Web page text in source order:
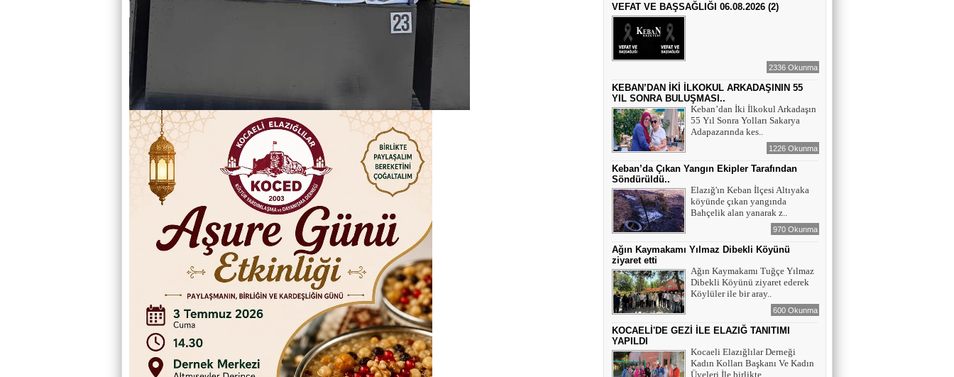
EĞİTİMCİ - YAZAR : MEHMET
YILMAZ
HIZIR VE İLYAS: UMUDUN, BEREKETİN
VE YENİDEN DOĞUŞUN BULUŞMASI
EĞİTİMCİ - ŞAİR - YAZAR : SÜNDÜS
ARSLAN AKÇA
SUÇ SAMUR KÜRK OLSA
AZERBAYCANLI GAZETECİ-YAZAR
GUNAY RZAYEVA
Maral Rahmanzadeh - Azerbaycan'ın İlk
Profesyonel Kadın Ressamı
YAZAR - AV. ALİ DEMİR
TUTUKLAMA KARARI
YAZAR-ŞAİR MİRAÇ DOĞAN
Mavi Işık İnsanları
EĞİTİMCİ-YAZAR TUNER
ENGELLİ İNSANLARIN ENGELLİ
YERİNE FAZLA BAKMAK
VEFAT VE BAŞSAĞLIĞI 06.08.2026 (2)
2336 Okunma
KEBAN’DAN İKİ İLKOKUL ARKADAŞININ 55
YIL SONRA BULUŞMASI..
Keban’dan İki İlkokul Arkadaşın
55 Yıl Sonra Yolları Sakarya
Adapazarında kes..
1226 Okunma
Keban’da Çıkan Yangın Ekipler Tarafından
Söndürüldü..
Elazığ'ın Keban İlçesi Altıyaka
köyünde çıkan yangında
Bahçelik alan yanarak z..
970 Okunma
Ağın Kaymakamı Yılmaz Dibekli Köyünü
ziyaret etti
Ağın Kaymakamı Tuğçe Yılmaz
Dibekli Köyünü ziyaret ederek
Köylüler ile bir aray..
600 Okunma
KOCAELİ'DE GEZİ İLE ELAZIĞ TANITIMI
YAPILDI
Kocaeli Elazığlılar Derneği
Kadın Kolları Başkanı Ve Kadın
Üyeleri İle birlikte ..